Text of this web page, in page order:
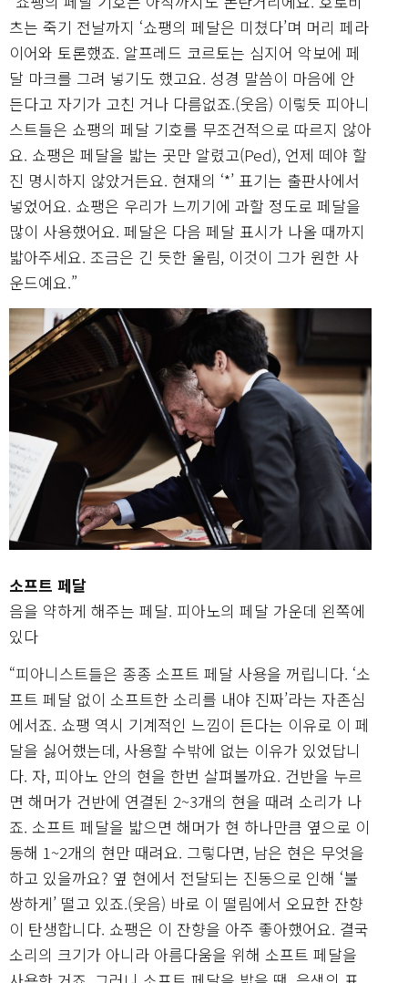
츠는 죽기 전날까지 ‘쇼팽의 페달은 미쳤다’며 머리 페라
이어와 토론했죠. 알프레드 코르토는 심지어 악보에 페
달 마크를 그려 넣기도 했고요. 성경 말씀이 마음에 안
든다고 자기가 고친 거나 다름없죠.(웃음) 이렇듯 피아니
스트들은 쇼팽의 페달 기호를 무조건적으로 따르지 않아
요. 쇼팽은 페달을 밟는 곳만 알렸고(Ped), 언제 떼야 할
진 명시하지 않았거든요. 현재의 ‘*’ 표기는 출판사에서
넣었어요. 쇼팽은 우리가 느끼기에 과할 정도로 페달을
많이 사용했어요. 페달은 다음 페달 표시가 나올 때까지
밟아주세요. 조금은 긴 듯한 울림, 이것이 그가 원한 사
운드예요.”
소프트 페달
음을 약하게 해주는 페달. 피아노의 페달 가운데 왼쪽에
있다
“피아니스트들은 종종 소프트 페달 사용을 꺼립니다. ‘소
프트 페달 없이 소프트한 소리를 내야 진짜’라는 자존심
에서죠. 쇼팽 역시 기계적인 느낌이 든다는 이유로 이 페
달을 싫어했는데, 사용할 수밖에 없는 이유가 있었답니
다. 자, 피아노 안의 현을 한번 살펴볼까요. 건반을 누르
면 해머가 건반에 연결된 2~3개의 현을 때려 소리가 나
죠. 소프트 페달을 밟으면 해머가 현 하나만큼 옆으로 이
동해 1~2개의 현만 때려요. 그렇다면, 남은 현은 무엇을
하고 있을까요? 옆 현에서 전달되는 진동으로 인해 ‘불
쌍하게’ 떨고 있죠.(웃음) 바로 이 떨림에서 오묘한 잔향
이 탄생합니다. 쇼팽은 이 잔향을 아주 좋아했어요. 결국
소리의 크기가 아니라 아름다움을 위해 소프트 페달을